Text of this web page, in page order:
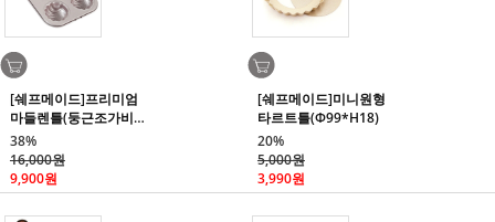
[쉐프메이드]프리미엄
마들렌틀(둥근조가비
팬/6구)_치요다틀 수준
의 프리미엄 코팅
38%
16,000원
9,900원
[쉐프메이드]미니원형
타르트틀(Φ99*H18)
20%
5,000원
3,990원